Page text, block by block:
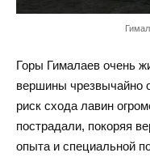
Горы Гималаев очень
вершины чрезвычайно
риск схода лавин
пострадали, покоряя
опыта и специальной